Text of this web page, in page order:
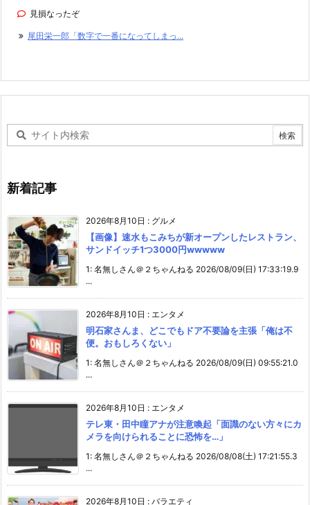
見損なったぞ
尾田栄一郎「数字で一番になってしまっ...
新着記事
2026年8月10日 : グルメ
【画像】速水もこみちが新オープンしたレストラン、
サンドイッチ1つ3000円wwwww
1: 名無しさん＠２ちゃんねる 2026/08/09(日) 17:33:19.9
...
2026年8月10日 : エンタメ
明石家さんま、どこでもドア不要論を主張「俺は不
便。おもしろくない」
1: 名無しさん＠２ちゃんねる 2026/08/09(日) 09:55:21.0
...
2026年8月10日 : エンタメ
テレ東・田中瞳アナが注意喚起「面識のない方々にカ
メラを向けられることに恐怖を…」
1: 名無しさん＠２ちゃんねる 2026/08/08(土) 17:21:55.3
...
2026年8月10日 : バラエティ